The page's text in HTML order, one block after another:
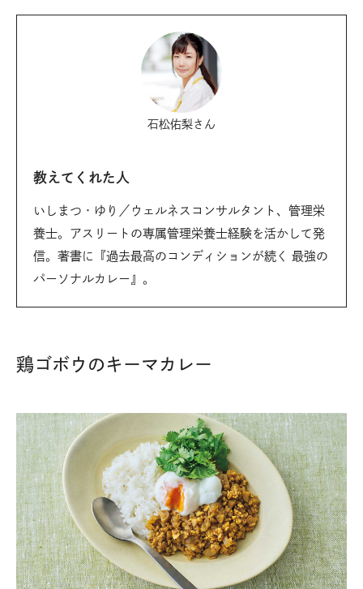
石松佑梨さん
教えてくれた人
いしまつ・ゆり／ウェルネスコンサルタント、管理栄
養士。アスリートの専属管理栄養士経験を活かして発
信。著書に『過去最高のコンディションが続く 最強の
パーソナルカレー』。
鶏ゴボウのキーマカレー